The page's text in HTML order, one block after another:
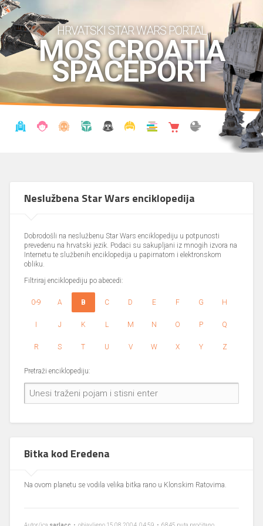
HRVATSKI STAR WARS PORTAL
MOS CROATIA
SPACEPORT
Neslužbena Star Wars enciklopedija
Dobrodošli na neslužbenu Star Wars enciklopediju u potpunosti
prevedenu na hrvatski jezik. Podaci su sakupljani iz mnogih izvora na
Internetu te službenih enciklopedija u papirnatom i elektronskom
obliku.
Filtriraj enciklopediju po abecedi:
0-9 A B C D E F G H
I J K L M N O P Q
R S T U V W X Y Z
Pretraži enciklopediju:
Bitka kod Eredena
Na ovom planetu se vodila velika bitka rano u Klonskim Ratovima.